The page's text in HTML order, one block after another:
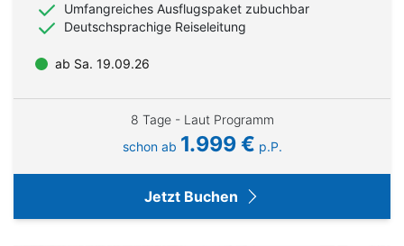
Umfangreiches Ausflugspaket zubuchbar
Deutschsprachige Reiseleitung
ab Sa. 19.09.26
8 Tage - Laut Programm
schon ab 1.999 € p.P.
Jetzt Buchen